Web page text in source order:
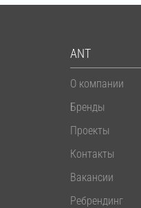
ANT
О компании
Бренды
Проекты
Контакты
Вакансии
Ребрендинг